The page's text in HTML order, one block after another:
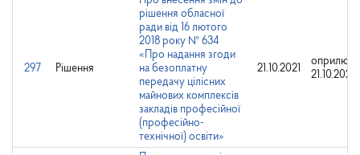
297 Рішення
рішення обласної
ради від 16 лютого
2018 року № 634
«Про надання згоди
на безоплатну
передачу цілісних
майнових комплексів
закладів професійної
(професійно-
технічної) освіти»
21.10.2021
21.10.2021